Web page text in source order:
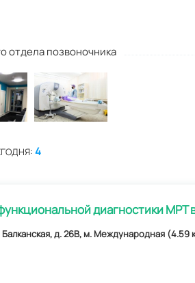
отдела позвоночника
4
диагностики МРТ
Балканская, д. 26В, м. Международная (4.59